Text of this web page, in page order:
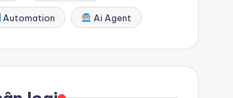
Automation Ai Agent